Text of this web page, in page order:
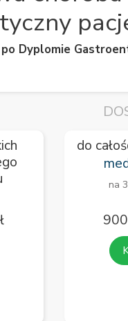
Dyplomie
do
na